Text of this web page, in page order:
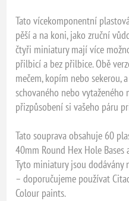
Tato vícekomponentní
pěší a na koni, jako zruční
čtyři miniatury mají více
přilbicí a bez přilbice. Obě
mečem, kopím nebo sekerou,
schovaného nebo vytaženého
přizpůsobení si vašeho páru
Tato souprava obsahuje 60
40mm Round Hex Hole Bases
Tyto miniatury jsou dodávány
– doporučujeme používat
Colour paints.